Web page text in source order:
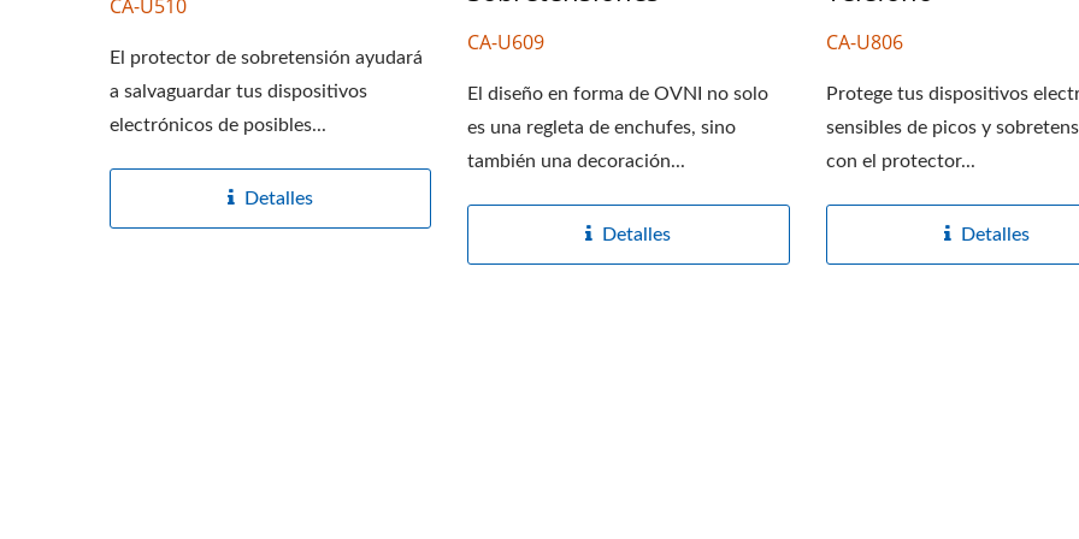
CA-U510
El protector de sobretensión ayudará
a salvaguardar tus dispositivos
electrónicos de posibles...
Detalles
CA-U609
El diseño en forma de OVNI no solo
es una regleta de enchufes, sino
también una decoración...
Detalles
CA-U806
Protege tus dispositivos
sensibles de picos y
con el protector...
Detalles